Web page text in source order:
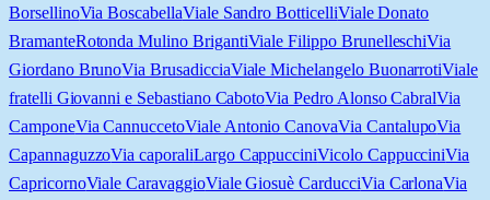
BorsellinoVia BoscabellaViale Sandro BotticelliViale Donato
BramanteRotonda Mulino BrigantiViale Filippo BrunelleschiVia
Giordano BrunoVia BrusadicciaViale Michelangelo BuonarrotiViale
fratelli Giovanni e Sebastiano CabotoVia Pedro Alonso CabralVia
CamponeVia CannuccetoViale Antonio CanovaVia CantalupoVia
CapannaguzzoVia caporaliLargo CappucciniVicolo CappucciniVia
CapricornoViale CaravaggioViale Giosuè CarducciVia CarlonaVia